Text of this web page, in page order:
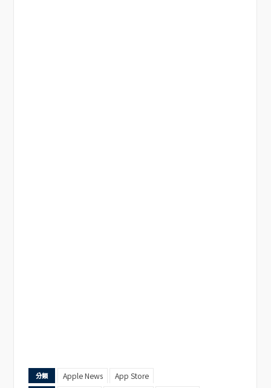
分類 Apple News App Store